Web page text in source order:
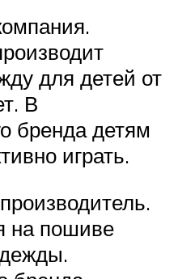
для детей от
В
бренда детям
играть.
на пошиве